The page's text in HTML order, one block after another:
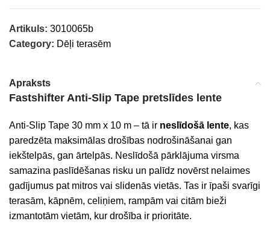
Artikuls: 3010065b
Category: Dēļi terasēm
Apraksts
Fastshifter Anti-Slip Tape pretslīdes lente
Anti-Slip Tape 30 mm x 10 m – tā ir neslīdošā lente, kas
paredzēta maksimālas drošības nodrošināšanai gan
iekštelpās, gan ārtelpās. Neslīdošā pārklājuma virsma
samazina paslīdēšanas risku un palīdz novērst nelaimes
gadījumus pat mitros vai slidenās vietās. Tas ir īpaši svarīgi
terasām, kāpnēm, celiņiem, rampām vai citām bieži
izmantotām vietām, kur drošība ir prioritāte.